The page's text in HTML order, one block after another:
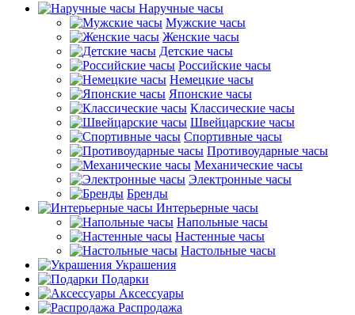
Наручные часы
Мужские часы
Женские часы
Детские часы
Российские часы
Немецкие часы
Японские часы
Классические часы
Швейцарские часы
Спортивные часы
Противоударные часы
Механические часы
Электронные часы
Бренды
Интерьерные часы
Напольные часы
Настенные часы
Настольные часы
Украшения
Подарки
Аксессуары
Распродажа